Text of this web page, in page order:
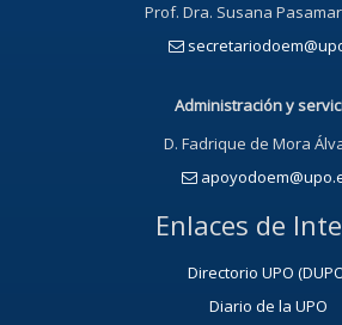
Prof. Dra. Susana
Administración y
D. Fadrique de Mora
Enlaces de
Directorio UPO
Diario de la UPO